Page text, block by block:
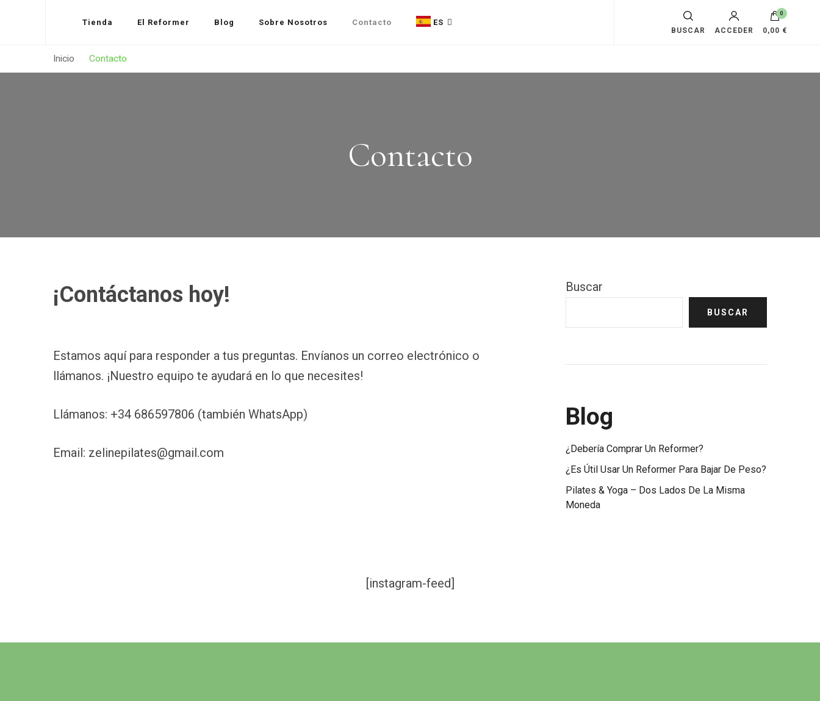
Tienda El Reformer Blog Sobre Nosotros Contacto ES
BUSCAR ACCEDER
0
0,00 €
Inicio Contacto
Contacto
¡Contáctanos hoy!
Estamos aquí para responder a tus preguntas. Envíanos un correo electrónico o
llámanos. ¡Nuestro equipo te ayudará en lo que necesites!
Llámanos: +34 686597806 (también WhatsApp)
Email: zelinepilates@gmail.com
Buscar
BUSCAR
Blog
¿Debería Comprar Un Reformer?
¿Es Útil Usar Un Reformer Para Bajar De Peso?
Pilates & Yoga – Dos Lados De La Misma
Moneda
[instagram-feed]